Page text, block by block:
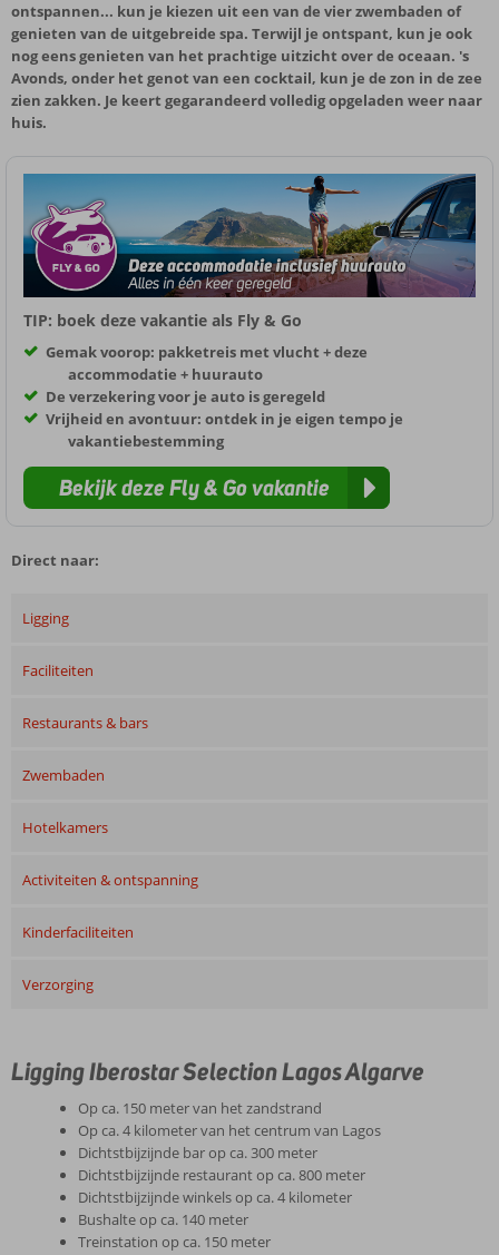
ontspannen... kun je kiezen uit een van de vier zwembaden of
genieten van de uitgebreide spa. Terwijl je ontspant, kun je ook
nog eens genieten van het prachtige uitzicht over de oceaan. 's
Avonds, onder het genot van een cocktail, kun je de zon in de zee
zien zakken. Je keert gegarandeerd volledig opgeladen weer naar
huis.
TIP: boek deze vakantie als Fly & Go
Gemak voorop: pakketreis met vlucht + deze
accommodatie + huurauto
De verzekering voor je auto is geregeld
Vrijheid en avontuur: ontdek in je eigen tempo je
vakantiebestemming
Bekijk deze Fly & Go vakantie
Direct naar:
Ligging
Faciliteiten
Restaurants & bars
Zwembaden
Hotelkamers
Activiteiten & ontspanning
Kinderfaciliteiten
Verzorging
Ligging Iberostar Selection Lagos Algarve
Op ca. 150 meter van het zandstrand
Op ca. 4 kilometer van het centrum van Lagos
Dichtstbijzijnde bar op ca. 300 meter
Dichtstbijzijnde restaurant op ca. 800 meter
Dichtstbijzijnde winkels op ca. 4 kilometer
Bushalte op ca. 140 meter
Treinstation op ca. 150 meter